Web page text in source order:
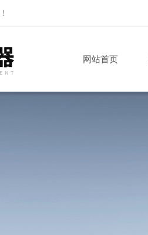
！
网站首页